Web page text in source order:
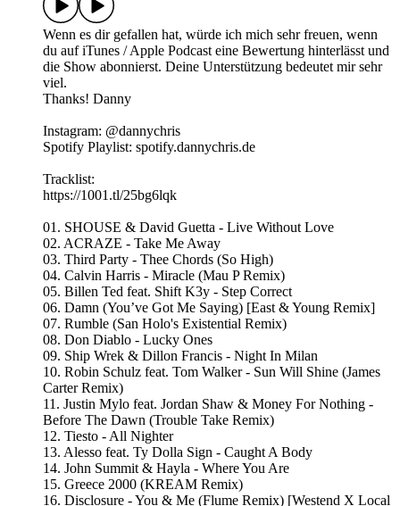
Wenn es dir gefallen hat, würde ich mich sehr freuen, wenn
du auf iTunes / Apple Podcast eine Bewertung hinterlässt und
die Show abonnierst. Deine Unterstützung bedeutet mir sehr
viel.
Thanks! Danny
Instagram: @dannychris
Spotify Playlist: spotify.dannychris.de
Tracklist:
https://1001.tl/25bg6lqk
01. SHOUSE & David Guetta - Live Without Love
02. ACRAZE - Take Me Away
03. Third Party - Thee Chords (So High)
04. Calvin Harris - Miracle (Mau P Remix)
05. Billen Ted feat. Shift K3y - Step Correct
06. Damn (You’ve Got Me Saying) [East & Young Remix]
07. Rumble (San Holo's Existential Remix)
08. Don Diablo - Lucky Ones
09. Ship Wrek & Dillon Francis - Night In Milan
10. Robin Schulz feat. Tom Walker - Sun Will Shine (James
Carter Remix)
11. Justin Mylo feat. Jordan Shaw & Money For Nothing -
Before The Dawn (Trouble Take Remix)
12. Tiesto - All Nighter
13. Alesso feat. Ty Dolla Sign - Caught A Body
14. John Summit & Hayla - Where You Are
15. Greece 2000 (KREAM Remix)
16. Disclosure - You & Me (Flume Remix) [Westend X Local